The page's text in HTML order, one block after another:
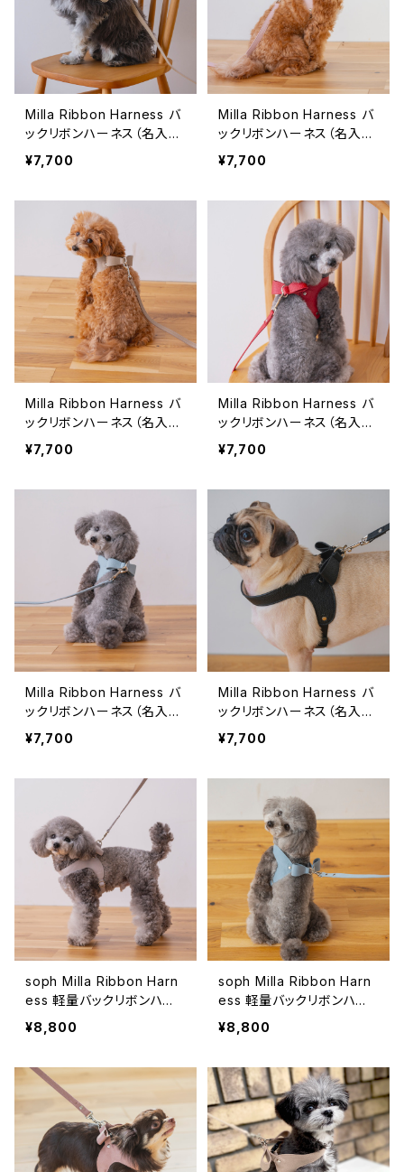
Milla Ribbon Harness バ
ックリボンハーネス（名入れ
刻印対応）ホワイト
¥7,700
Milla Ribbon Harness バ
ックリボンハーネス（名入れ
刻印対応）ピンク
¥7,700
Milla Ribbon Harness バ
ックリボンハーネス（名入れ
刻印対応）グレージュ
¥7,700
Milla Ribbon Harness バ
ックリボンハーネス（名入れ
刻印対応）レッド
¥7,700
Milla Ribbon Harness バ
ックリボンハーネス（名入れ
刻印対応）ブルー
¥7,700
Milla Ribbon Harness バ
ックリボンハーネス（名入れ
刻印対応）ブラック
¥7,700
soph Milla Ribbon Harn
ess 軽量バックリボンハー
ネス ライトグレー ーMill
a series-
¥8,800
soph Milla Ribbon Harn
ess 軽量バックリボンハー
ネス ブルー ーMilla ser
ies-
¥8,800